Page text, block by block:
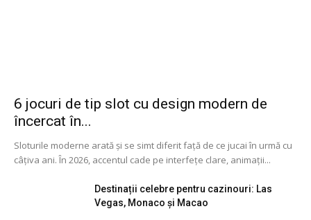
6 jocuri de tip slot cu design modern de
încercat în...
Sloturile moderne arată și se simt diferit față de ce jucai în urmă cu
câțiva ani. În 2026, accentul cade pe interfețe clare, animații...
Destinații celebre pentru cazinouri: Las
Vegas, Monaco și Macao